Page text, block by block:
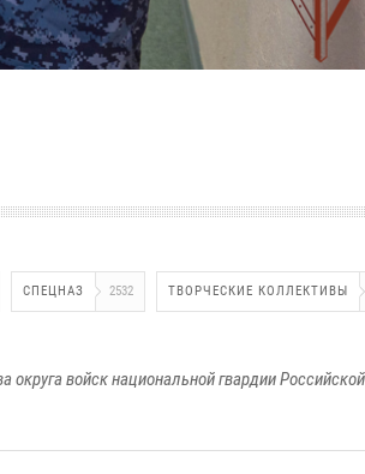
СПЕЦНАЗ 2532 ТВОРЧЕСКИЕ КОЛЛЕКТИВЫ
войск национальной гвардии